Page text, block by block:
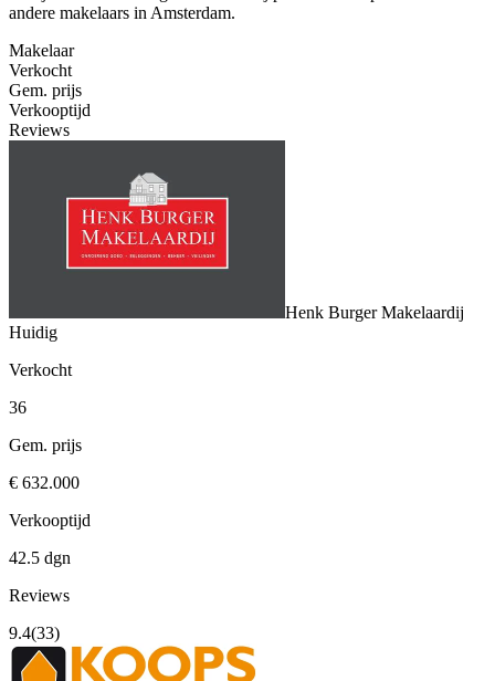
andere makelaars in Amsterdam.
Makelaar
Verkocht
Gem. prijs
Verkooptijd
Reviews
Henk Burger Makelaardij
Huidig
Verkocht
36
Gem. prijs
€ 632.000
Verkooptijd
42.5 dgn
Reviews
9.4(33)